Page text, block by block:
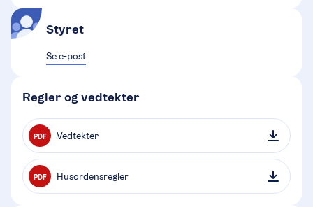
Styret
Se e-post
Regler og vedtekter
PDF Vedtekter
PDF Husordensregler